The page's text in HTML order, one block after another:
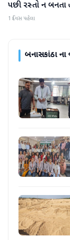
પછી રસ્તો ન બનતા
1 દિવસ પહેલા
બનાસકાંઠાના